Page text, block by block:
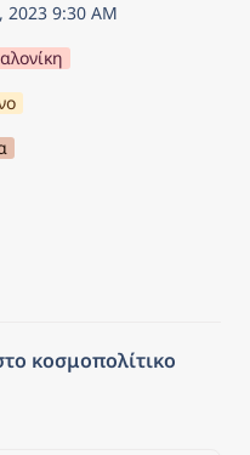
2023 9:30 AM